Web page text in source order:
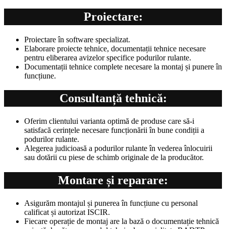
Proiectare:
Proiectare în software specializat.
Elaborare proiecte tehnice, documentații tehnice necesare
pentru eliberarea avizelor specifice podurilor rulante.
Documentații tehnice complete necesare la montaj și punere în
funcțiune.
Consultanță tehnică:
Oferim clientului varianta optimă de produse care să-i
satisfacă cerințele necesare funcționării în bune condiții a
podurilor rulante.
Alegerea judicioasă a podurilor rulante în vederea înlocuirii
sau dotării cu piese de schimb originale de la producător.
Montare și reparare:
Asigurăm montajul și punerea în funcțiune cu personal
calificat și autorizat ISCIR.
Fiecare operație de montaj are la bază o documentație tehnică